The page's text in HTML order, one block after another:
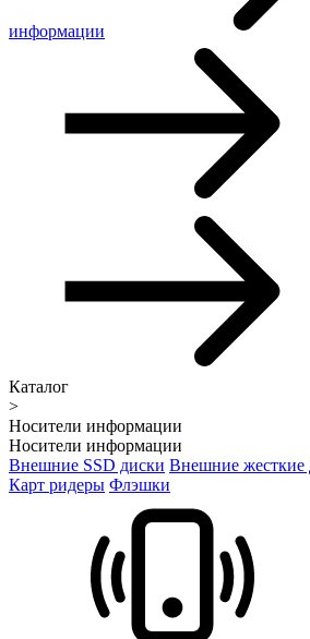
информации
Каталог
>
Носители информации
Носители информации
Внешние SSD диски Внешние жесткие
Карт ридеры Флэшки